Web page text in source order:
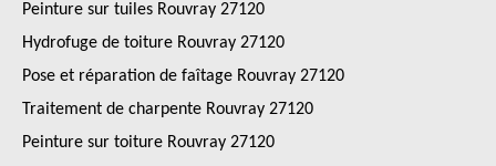
Peinture sur tuiles Rouvray 27120
Hydrofuge de toiture Rouvray 27120
Pose et réparation de faîtage Rouvray 27120
Traitement de charpente Rouvray 27120
Peinture sur toiture Rouvray 27120